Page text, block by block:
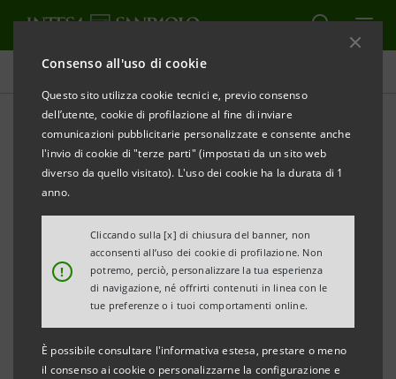
Consenso all'uso di cookie
Questo sito utilizza cookie tecnici e, previo consenso
dell’utente, cookie di profilazione al fine di inviare
comunicazioni pubblicitarie personalizzate e consente anche
l'invio di cookie di "terze parti" (impostati da un sito web
diverso da quello visitato). L'uso dei cookie ha la durata di 1
anno.
!
Cliccando sulla [x] di chiusura del banner, non
acconsenti all’uso dei cookie di profilazione. Non
potremo, perciò, personalizzare la tua esperienza
di navigazione, né offrirti contenuti in linea con le
tue preferenze o i tuoi comportamenti online.
È possibile consultare l'informativa estesa, prestare o meno
il consenso ai cookie o personalizzarne la configurazione e
Comunicati stampa
STAMPA AGGIORNA
COMUNICATO STAMPA
THE BANKER: INTESA SANPAOLO SI CONFERMA
“BANK OF THE YEAR IN ITALY”
Il riconoscimento come miglior banca in Italia è
stato assegnato in occasione dei “Bank of the Year
Awards 2022” attribuiti dalla prestigiosa testata